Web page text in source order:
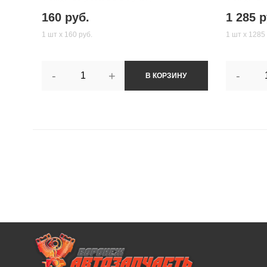
160 руб.
1 шт х 160 руб.
- + В КОРЗИНУ
1 285
1 шт х 1285
-